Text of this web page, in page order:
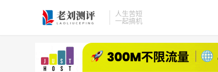
人生苦短
一起搞机